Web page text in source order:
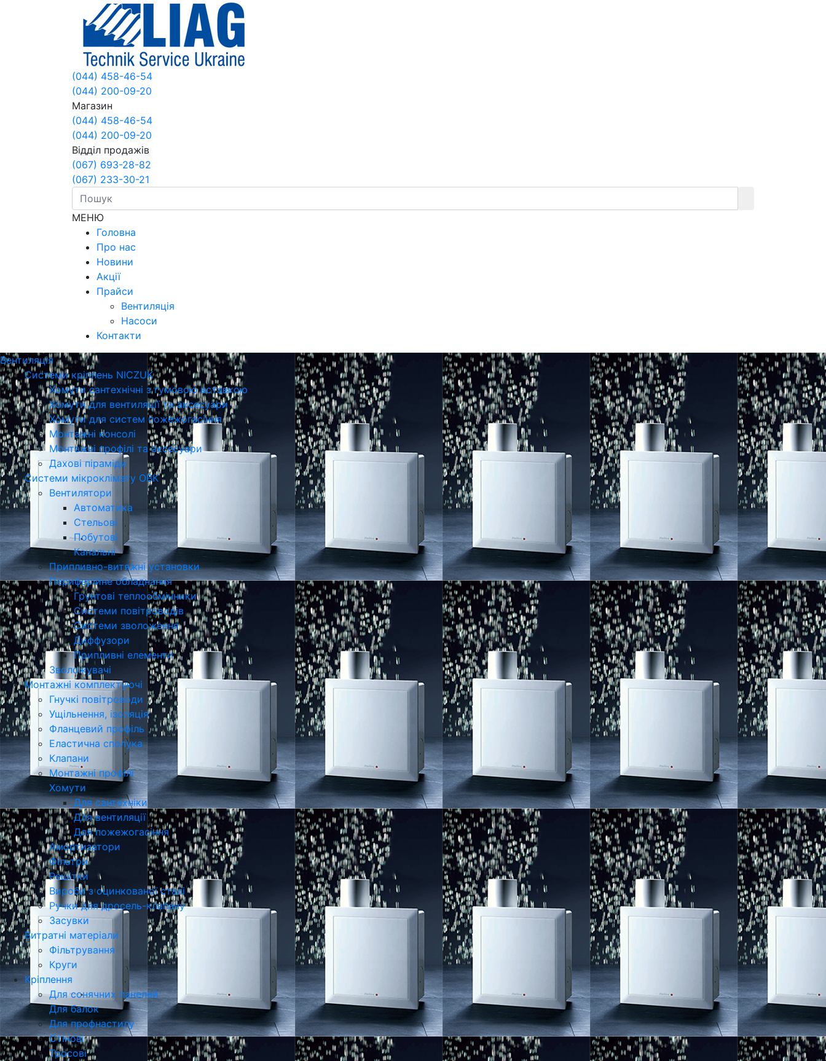
(044) 458-46-54
(044) 200-09-20
Магазин
(044) 458-46-54
(044) 200-09-20
Відділ продажів
(067) 693-28-82
(067) 233-30-21
МЕНЮ
Головна
Про нас
Новини
Акції
Прайси
Вентиляція
Насоси
Контакти
Вентиляція
Системи кріплень NICZUK
Хомути сантехнічні з гумовою вставкою
Хомути для вентиляції та аксесуари
Хомути для систем пожежогасіння
Монтажні консолі
Монтажні профілі та аксесуари
Дахові піраміди
Системи мікроклімату ОВК
Вентилятори
Автоматика
Стельові
Побутові
Канальні
Припливно-витяжні установки
Периферійне обладнання
Грунтові теплообмінники
Системи повітроводів
Системи зволоження
Диффузори
Припливні елементи
Зволожувачі
Монтажні комплектуючі
Гнучкі повітроводи
Ущільнення, ізоляція
Фланцевий профіль
Еластична сполука
Клапани
Монтажні профілі
Хомути
Для сантехніки
Для вентиляції
Для пожежогасіння
Амортизатори
Фільтри
Решітки
Вироби з оцинкованої сталі
Ручки для дросель-клапану
Засувки
Витратні матеріали
Фільтрування
Круги
Кріплення
Для сонячних панелей
Для балок
Для профнастилу
Стінові
Тросові